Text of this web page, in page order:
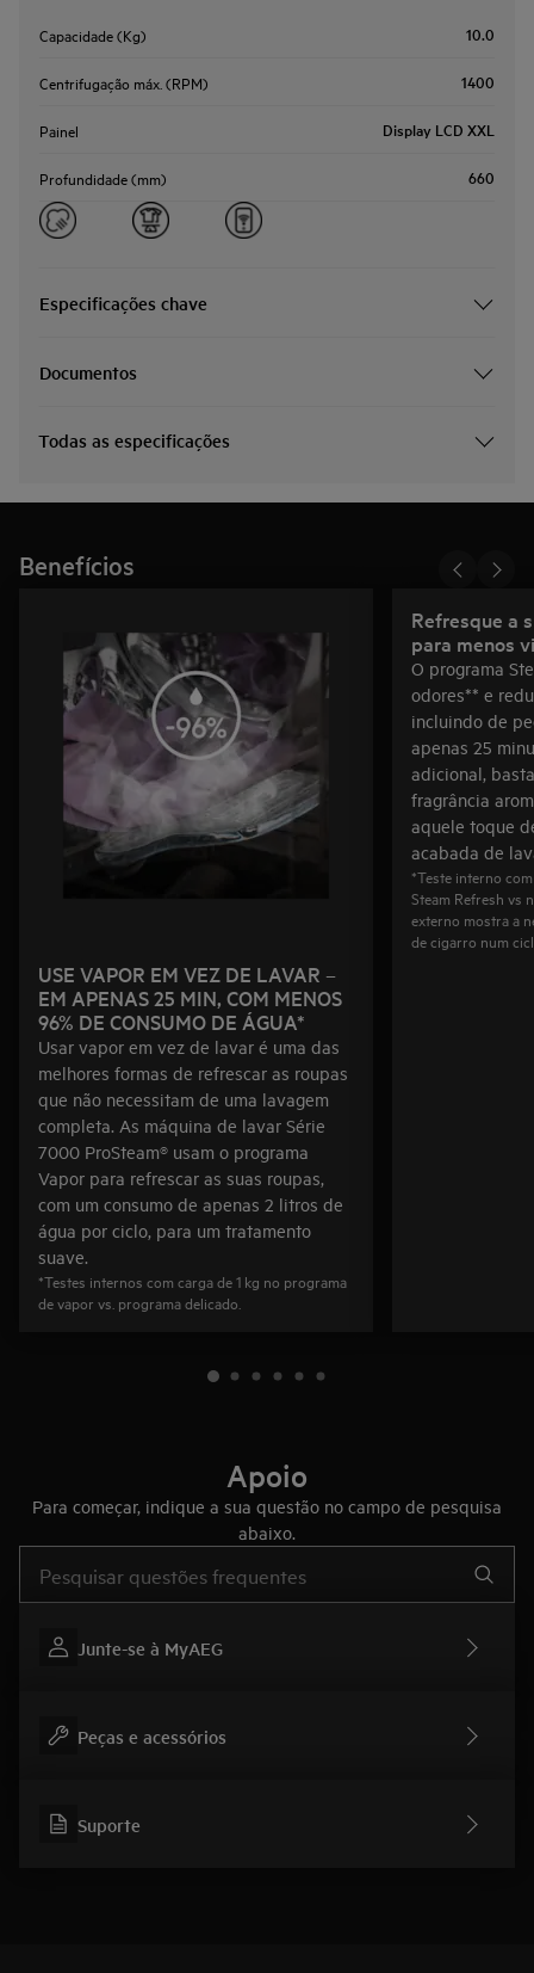
Capacidade (Kg) 10.0
Centrifugação máx. (RPM) 1400
Painel Display LCD XXL
Profundidade (mm) 660
Especificações chave
Documentos
Todas as especificações
Benefícios
USE VAPOR EM VEZ DE LAVAR –
EM APENAS 25 MIN, COM MENOS
96% DE CONSUMO DE ÁGUA*
Usar vapor em vez de lavar é uma das
melhores formas de refrescar as roupas
que não necessitam de uma lavagem
completa. As máquina de lavar Série
7000 ProSteam® usam o programa
Vapor para refrescar as suas roupas,
com um consumo de apenas 2 litros de
água por ciclo, para um tratamento
suave.
*Testes internos com carga de 1 kg no programa
de vapor vs. programa delicado.
Refresque a
para menos
O programa
odores** e
incluindo de
apenas 25
adicional,
fragrância
aquele toque
acabada de
*Teste interno
Steam Refresh vs
externo mostra a
de cigarro num
Apoio
Para começar, indique a sua questão no campo de pesquisa
abaixo.
Junte-se à MyAEG
Peças e acessórios
Suporte